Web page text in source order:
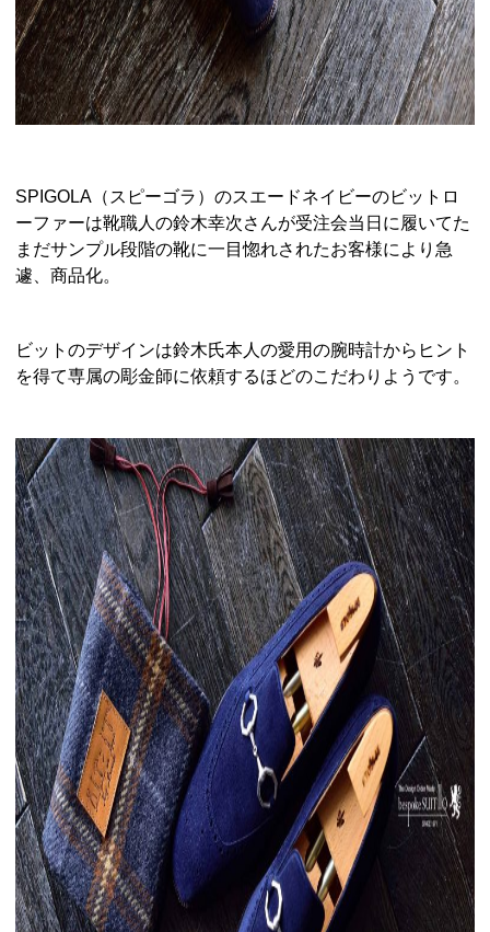
SPIGOLA（スピーゴラ）のスエードネイビーのビットロ
ーファーは靴職人の鈴木幸次さんが受注会当日に履いてた
まだサンプル段階の靴に一目惚れされたお客様により急
遽、商品化。
ビットのデザインは鈴木氏本人の愛用の腕時計からヒント
を得て専属の彫金師に依頼するほどのこだわりようです。